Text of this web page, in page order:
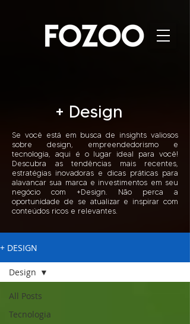
+ Design
Se você está em busca de insights valiosos
sobre design, empreendedorismo e
tecnologia, aqui é o lugar ideal para você!
Descubra as tendências mais recentes,
estratégias inovadoras e dicas práticas para
alavancar sua marca e investimentos em seu
negócio com +Design.​ Não perca a
oportunidade de se atualizar e inspirar com
conteúdos ricos e relevantes. ​
+ DESIGN
All Posts
Tecnologia
Design